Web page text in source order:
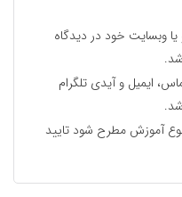
وبسایت خود در دیدگاه
ایمیل و آیدی تلگرام
آموزش مطرح شود تایید